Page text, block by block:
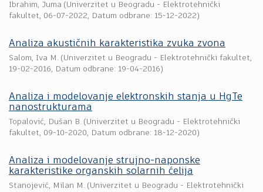
Ibrahim, Juma (Univerzitet u Beogradu - Elektrotehnički
fakultet, 06-07-2022, Datum odbrane: 15-12-2022)
Analiza akustičnih karakteristika zvuka zvona
Salom, Iva M. (Univerzitet u Beogradu - Elektrotehnički fakultet,
19-02-2016, Datum odbrane: 19-04-2016)
Analiza i modelovanje elektronskih stanja u HgTe
nanostrukturama
Topalović, Dušan B. (Univerzitet u Beogradu - Elektrotehnički
fakultet, 09-10-2020, Datum odbrane: 18-12-2020)
Analiza i modelovanje strujno-naponske
karakteristike organskih solarnih ćelija
Stanojević, Milan M. (Univerzitet u Beogradu - Elektrotehnički